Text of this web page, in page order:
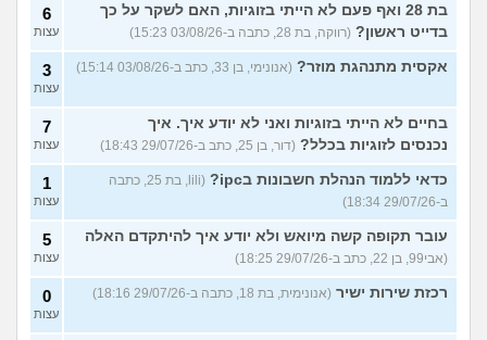
בת 28 ואף פעם לא הייתי בזוגיות, האם לשקר על כך
בדייט ראשון? (רווקה, בת 28, כתבה ב-03/08/26 15:23)
6
עצות
אקסית מתנהגת מוזר? (אנונימי, בן 33, כתב ב-03/08/26 15:14) 3
עצות
בחיים לא הייתי בזוגיות ואני לא יודע איך. איך
נכנסים לזוגיות בכלל? (דור, בן 25, כתב ב-29/07/26 18:43)
7
עצות
כדאי ללמוד הנהלת חשבונות בipc?
(lili, בת 25, כתבה
ב-29/07/26 18:34)
1
עצות
עובר תקופה קשה מיואש ולא יודע איך להיתקדם האלה
(אבי99, בן 22, כתב ב-29/07/26 18:25)
5
עצות
רכזת שירות ישיר (אנונימית, בת 18, כתבה ב-29/07/26 18:16) 0
עצות